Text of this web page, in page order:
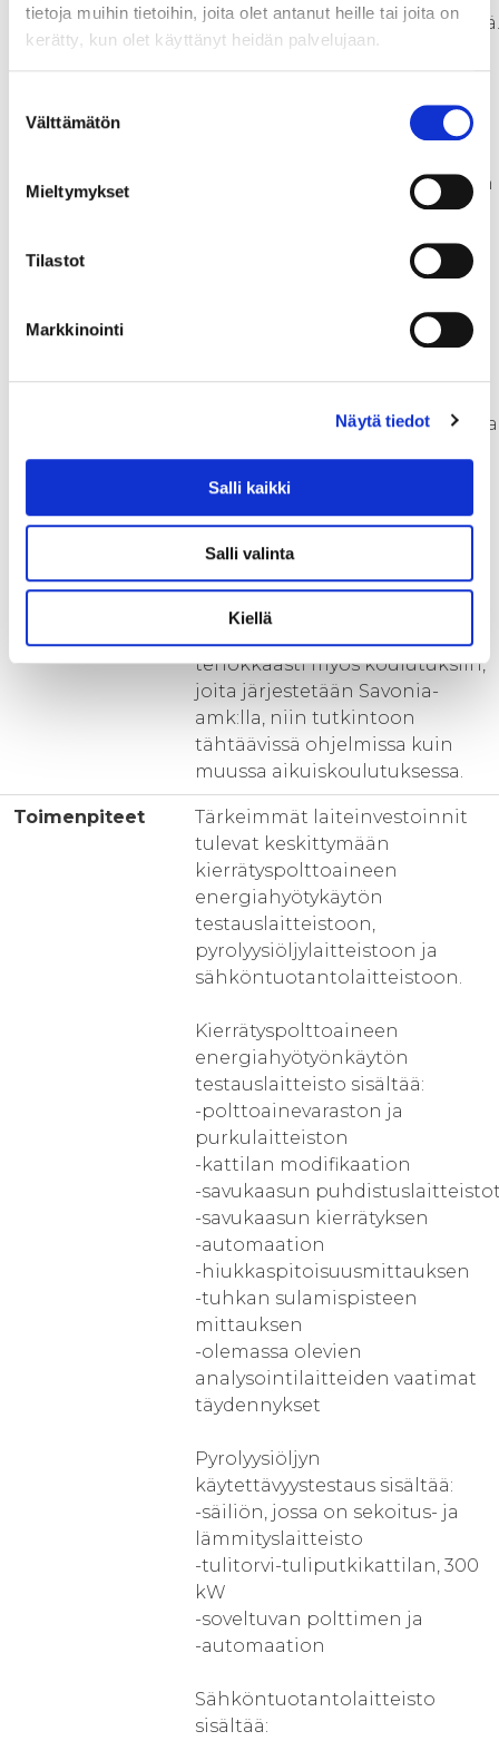
tietoja muihin tietoihin, joita olet antanut heille tai joita on
kerätty, kun olet käyttänyt heidän palvelujaan.
valinta
Välttämätön
Mieltymykset
Tilastot
Markkinointi
Näytä tiedot
Salli kaikki
Salli valinta
Kiellä
pystyä tuottamaan myös sähköä.
Pienimuotoiseen sähkön ja
tarvitaan koelaitteistoja sekä
ryhtyy rakentamaan Varkauteen
tutkimushallia, johon polttoon
keskittämään. Kaikki tässä
sovitettavissa "Teollisen
tehtävien hankintojen kanssa ja
tuloksena saadaan aikaan
tilaustutkimuksen ja
palvelutoiminnan tuottamisen
varsin laajalle joukolle
energiatekniikan toimijoita.
tehokkaasti myös koulutuksiin,
joita järjestetään Savonia-
amk:lla, niin tutkintoon
tähtäävissä ohjelmissa kuin
muussa aikuiskoulutuksessa.
Toimenpiteet
Tärkeimmät laiteinvestoinnit
tulevat keskittymään
kierrätyspolttoaineen
energiahyötykäytön
testauslaitteistoon,
pyrolyysiöljylaitteistoon ja
sähköntuotantolaitteistoon.
Kierrätyspolttoaineen
energiahyötyönkäytön
testauslaitteisto sisältää:
-polttoainevaraston ja
purkulaitteiston
-kattilan modifikaation
-savukaasun
-savukaasun kierrätyksen
-automaation
-hiukkaspitoisuusmittauksen
-tuhkan sulamispisteen
mittauksen
-olemassa olevien
analysointilaitteiden vaatimat
täydennykset
Pyrolyysiöljyn
käytettävyystestaus sisältää:
-säiliön, jossa on sekoitus- ja
lämmityslaitteisto
-tulitorvi-tuliputkikattilan, 300
kW
-soveltuvan polttimen ja
-automaation
Sähköntuotantolaitteisto
sisältää: